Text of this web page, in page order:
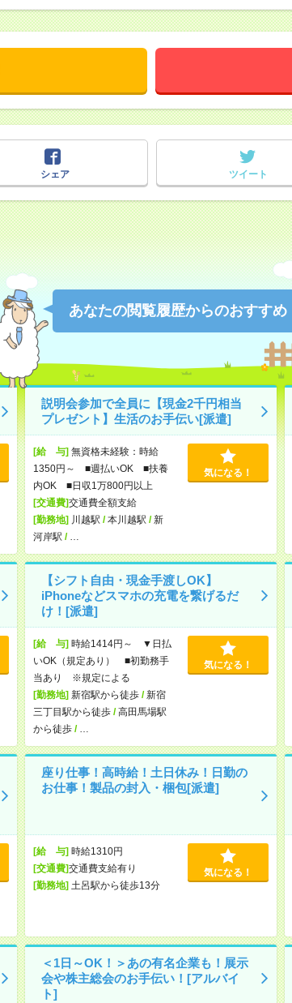
シェア
ツイート
あなたの閲覧履歴からのおすすめ
説明会参加で全員に【現金2千円相当
プレゼント】生活のお手伝い[派遣]
[給 与]無資格未経験：時給
1350円～ ■週払いOK ■扶養
内OK ■日収1万800円以上
[交通費]交通費全額支給
[勤務地]川越駅 /本川越駅 /新
河岸駅 /
気になる！
【シフト自由・現金手渡しOK】
iPhoneなどスマホの充電を繋げるだ
け！[派遣]
[給 与]時給1414円～ ▼日払
いOK（規定あり） ■初勤務手
当あり ※規定による
[勤務地]新宿駅から徒歩/新宿
三丁目駅から徒歩/高田馬場駅
から徒歩/
気になる！
座り仕事！高時給！土日休み！日勤の
お仕事！製品の封入・梱包[派遣]
[給 与]時給1310円
[交通費]交通費支給有り
[勤務地]土呂駅から徒歩13分
気になる！
＜1日～OK！＞あの有名企業も！展示
会や株主総会のお手伝い！[アルバイ
ト]